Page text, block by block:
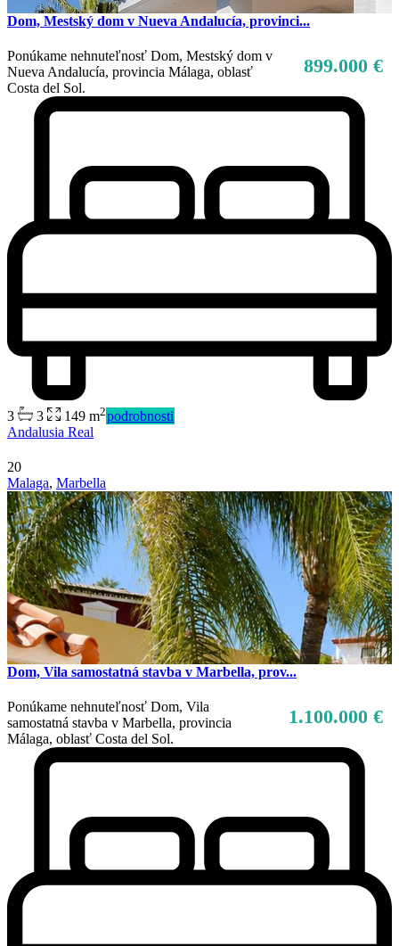
Dom, Mestský dom v Nueva Andalucía, provinci...
899.000 €
Ponúkame nehnuteľnosť Dom, Mestský dom v
Nueva Andalucía, provincia Málaga, oblasť
Costa del Sol.
3 3 149 m2podrobnosti
Andalusia Real
20
Malaga, Marbella
Dom, Vila samostatná stavba v Marbella, prov...
1.100.000 €
Ponúkame nehnuteľnosť Dom, Vila
samostatná stavba v Marbella, provincia
Málaga, oblasť Costa del Sol.